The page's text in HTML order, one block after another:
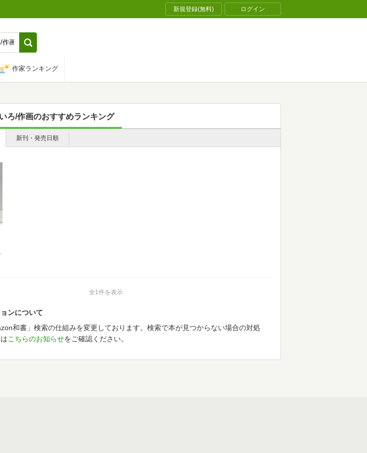
新規登録(無料) ログイン
作家ランキング
ろ/作画のおすすめランキング
新刊・発売日順
全1件を表示
ンについて
和書」検索の仕組みを変更しております。検索で本が見つからない場合の対処
こちらのお知らせをご確認ください。